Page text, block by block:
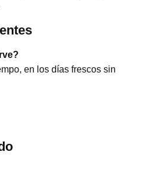
en los días frescos sin